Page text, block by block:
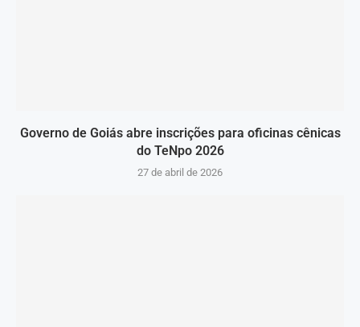
Governo de Goiás abre inscrições para oficinas cênicas
do TeNpo 2026
27 de abril de 2026